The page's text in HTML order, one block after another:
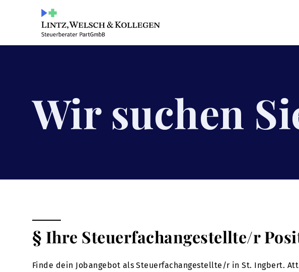
Wir suchen
§ Ihre Steuerfachangestellte/r
Finde dein Jobangebot als Steuerfachangestellte/r in St. Ingbert.